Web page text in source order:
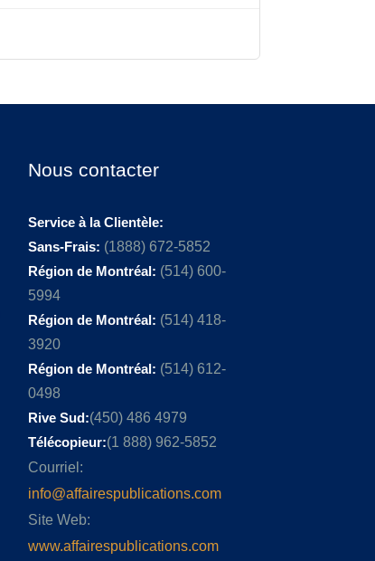
Nous contacter
Service à la Clientèle:
Sans-Frais: (1888) 672-5852
Région de Montréal: (514) 600-
5994
Région de Montréal: (514) 418-
3920
Région de Montréal: (514) 612-
0498
Rive Sud:(450) 486 4979
Télécopieur:(1 888) 962-5852
Courriel:
info@affairespublications.com
Site Web:
www.affairespublications.com